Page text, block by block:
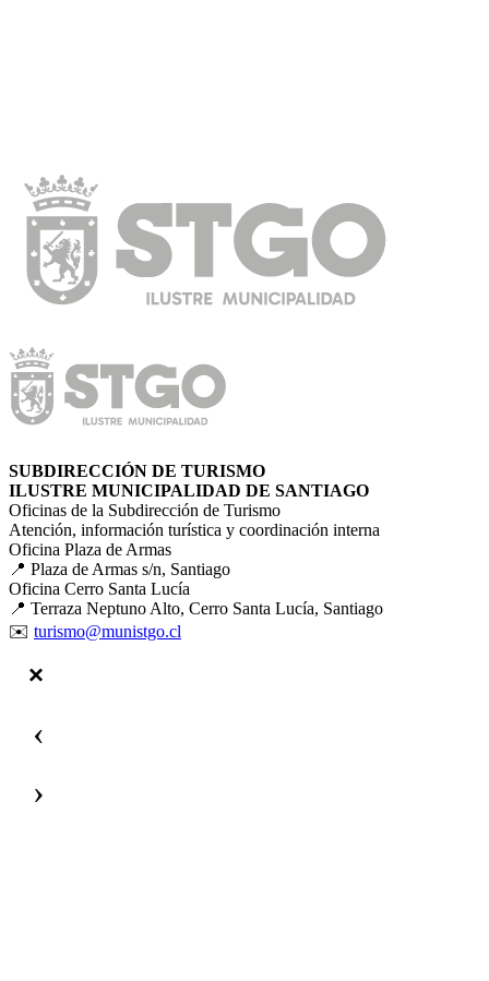
SUBDIRECCIÓN DE TURISMO
ILUSTRE MUNICIPALIDAD DE SANTIAGO
Oficinas de la Subdirección de Turismo
Atención, información turística y coordinación interna
Oficina Plaza de Armas
📍 Plaza de Armas s/n, Santiago
Oficina Cerro Santa Lucía
📍 Terraza Neptuno Alto, Cerro Santa Lucía, Santiago
✉️ turismo@munistgo.cl
‹
›